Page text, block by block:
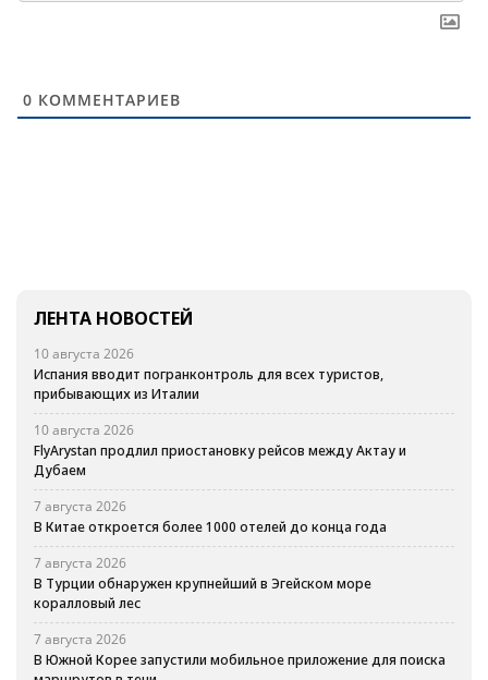
0 КОММЕНТАРИЕВ
ЛЕНТА НОВОСТЕЙ
10 августа 2026
Испания вводит погранконтроль для всех туристов,
прибывающих из Италии
10 августа 2026
FlyArystan продлил приостановку рейсов между Актау и
Дубаем
7 августа 2026
В Китае откроется более 1000 отелей до конца года
7 августа 2026
В Турции обнаружен крупнейший в Эгейском море
коралловый лес
7 августа 2026
В Южной Корее запустили мобильное приложение для поиска